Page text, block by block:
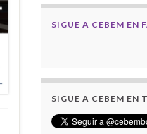
SIGUE A CEBEM EN
SIGUE A CEBEM EN